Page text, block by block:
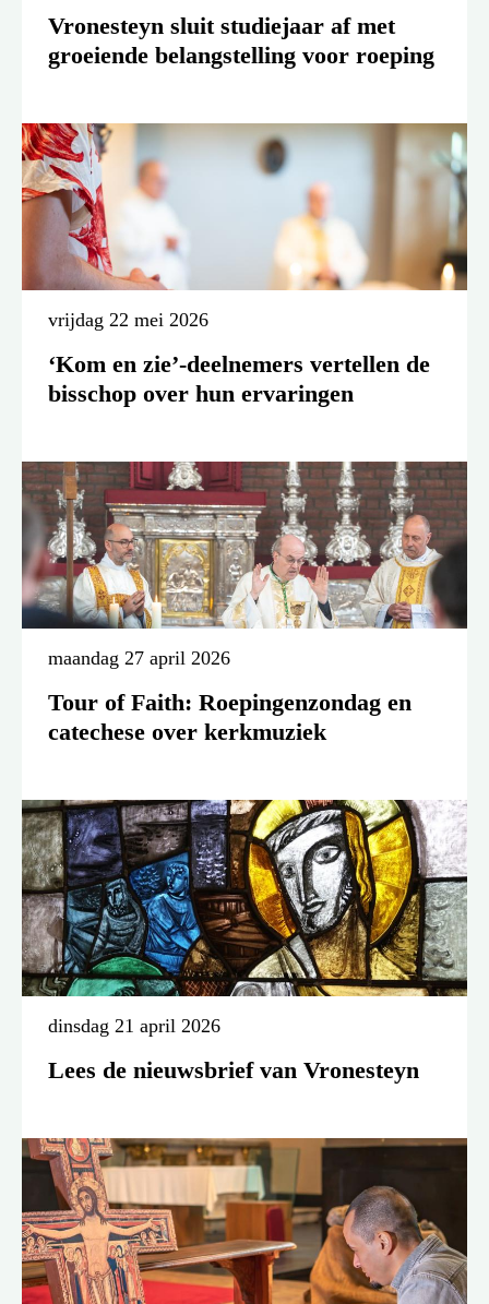
Vronesteyn sluit studiejaar af met
groeiende belangstelling voor roeping
vrijdag 22 mei 2026
‘Kom en zie’-deelnemers vertellen de
bisschop over hun ervaringen
maandag 27 april 2026
Tour of Faith: Roepingenzondag en
catechese over kerkmuziek
dinsdag 21 april 2026
Lees de nieuwsbrief van Vronesteyn